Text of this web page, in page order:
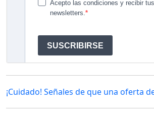
¡Cuidado! Señales de que una oferta